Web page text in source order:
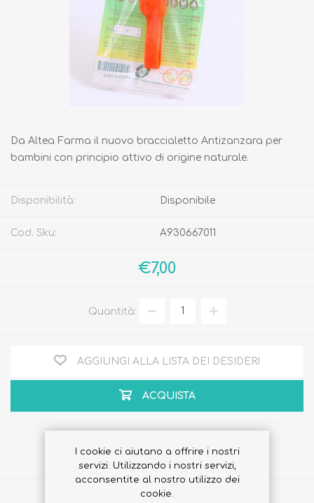
Da Altea Farma il nuovo braccialetto Antizanzara per
bambini con principio attivo di origine naturale.
Disponibilità: Disponibile
Cod. Sku: A930667011
€7,00
Quantità:
AGGIUNGI ALLA LISTA DEI DESIDERI
ACQUISTA
I cookie ci aiutano a offrire i nostri
servizi. Utilizzando i nostri servizi,
acconsentite al nostro utilizzo dei
cookie.